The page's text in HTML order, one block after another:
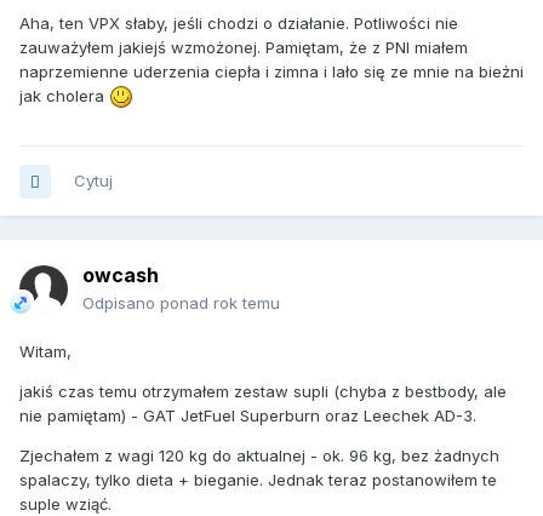
Aha, ten VPX słaby, jeśli chodzi o działanie. Potliwości nie
zauważyłem jakiejś wzmożonej. Pamiętam, że z PNI miałem
naprzemienne uderzenia ciepła i zimna i lało się ze mnie na bieżni
jak cholera
Cytuj
owcash
Odpisano ponad rok temu
Witam,
jakiś czas temu otrzymałem zestaw supli (chyba z bestbody, ale
nie pamiętam) - GAT JetFuel Superburn oraz Leechek AD-3.
Zjechałem z wagi 120 kg do aktualnej - ok. 96 kg, bez żadnych
spalaczy, tylko dieta + bieganie. Jednak teraz postanowiłem te
suple wziąć.